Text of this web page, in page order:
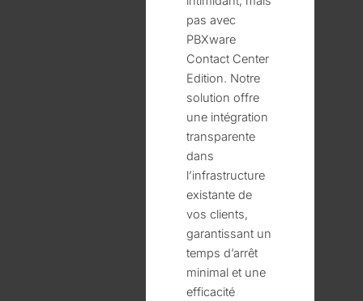
pas avec
PBXware
Contact Center
Edition. Notre
solution offre
une intégration
transparente
dans
l’infrastructure
existante de
vos clients,
garantissant un
temps d’arrêt
minimal et une
efficacité